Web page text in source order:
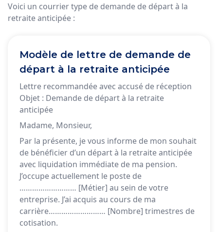
Voici un courrier type de demande de départ à la
retraite anticipée :
Modèle de lettre de demande de
départ à la retraite anticipée
Lettre recommandée avec accusé de réception
Objet : Demande de départ à la retraite
anticipée
Madame, Monsieur,
Par la présente, je vous informe de mon souhait
de bénéficier d’un départ à la retraite anticipée
avec liquidation immédiate de ma pension.
J’occupe actuellement le poste de
……………………… [Métier] au sein de votre
entreprise. J’ai acquis au cours de ma
carrière……………………… [Nombre] trimestres de
cotisation.